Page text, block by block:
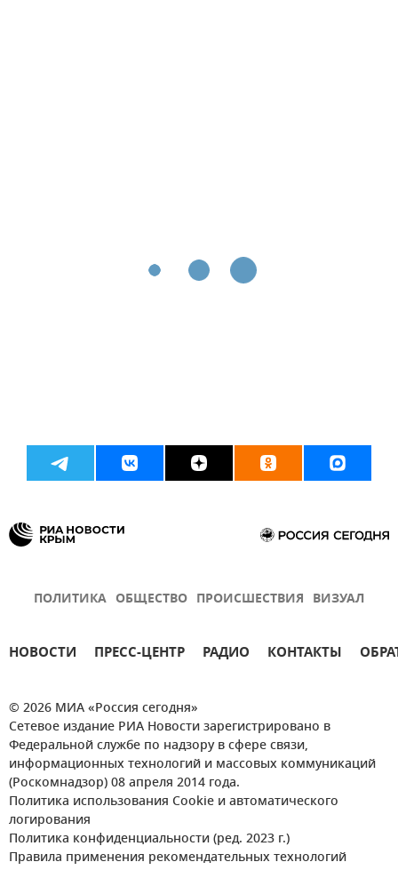
ПОЛИТИКА ОБЩЕСТВО ПРОИСШЕСТВИЯ ВИЗУАЛ
НОВОСТИ ПРЕСС-ЦЕНТР РАДИО КОНТАКТЫ
© 2026 МИА «Россия сегодня»
Сетевое издание РИА Новости зарегистрировано в
Федеральной службе по надзору в сфере связи,
информационных технологий и массовых коммуникаций
(Роскомнадзор) 08 апреля 2014 года.
Политика использования Cookie и автоматического
логирования
Политика конфиденциальности (ред. 2023 г.)
Правила применения рекомендательных технологий